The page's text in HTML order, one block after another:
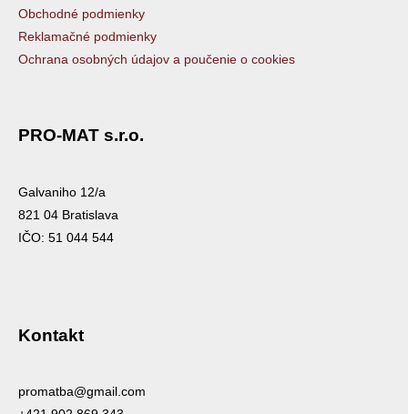
Obchodné podmienky
Reklamačné podmienky
Ochrana osobných údajov a poučenie o cookies
PRO-MAT s.r.o.
Galvaniho 12/a
821 04 Bratislava
IČO: 51 044 544
Kontakt
promatba@gmail.com